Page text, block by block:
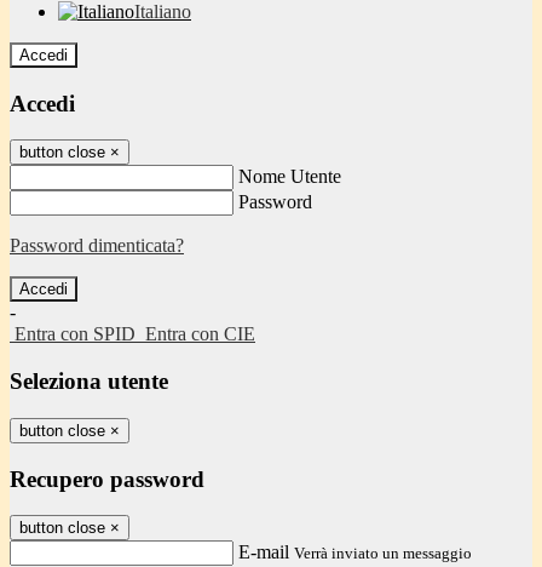
Italiano
Accedi
Accedi
button close ×
Nome Utente
Password
Password dimenticata?
-
Entra con SPID Entra con CIE
Seleziona utente
button close ×
Recupero password
button close ×
E-mail Verrà inviato un messaggio